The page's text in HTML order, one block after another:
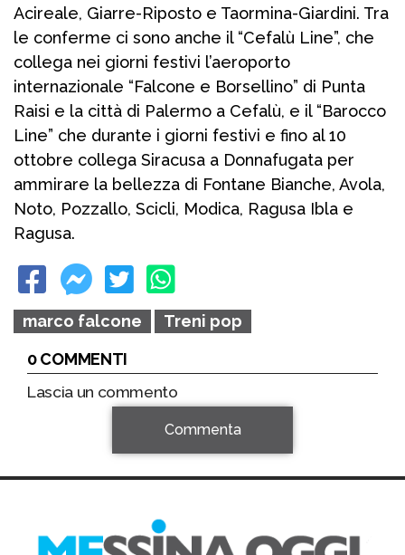
Acireale, Giarre-Riposto e Taormina-Giardini. Tra
le conferme ci sono anche il “Cefalù Line”, che
collega nei giorni festivi l’aeroporto
internazionale “Falcone e Borsellino” di Punta
Raisi e la città di Palermo a Cefalù, e il “Barocco
Line” che durante i giorni festivi e fino al 10
ottobre collega Siracusa a Donnafugata per
ammirare la bellezza di Fontane Bianche, Avola,
Noto, Pozzallo, Scicli, Modica, Ragusa Ibla e
Ragusa.
marco falcone
Treni pop
0 COMMENTI
Lascia un commento
Commenta